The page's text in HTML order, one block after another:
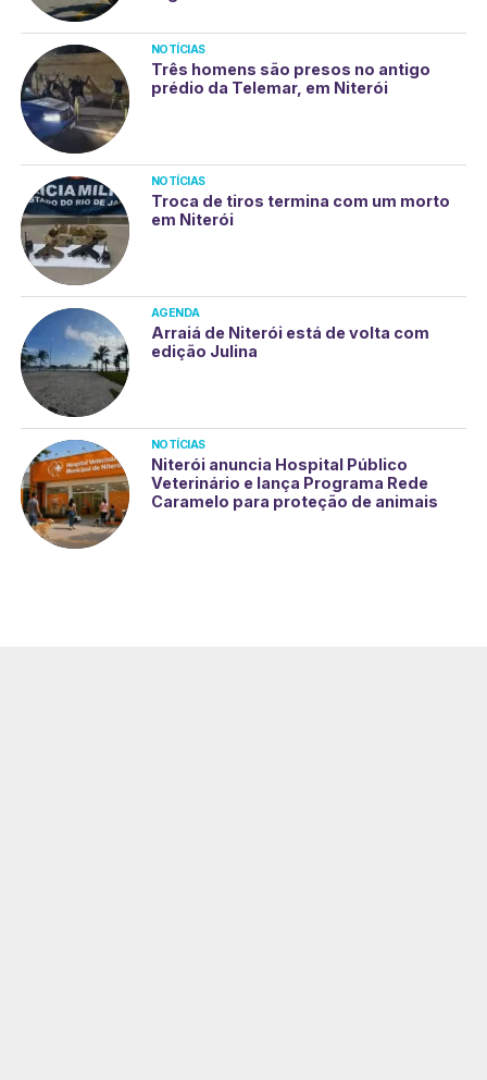
NOTÍCIAS
Três homens são presos no antigo
prédio da Telemar, em Niterói
NOTÍCIAS
Troca de tiros termina com um morto
em Niterói
AGENDA
Arraiá de Niterói está de volta com
edição Julina
NOTÍCIAS
Niterói anuncia Hospital Público
Veterinário e lança Programa Rede
Caramelo para proteção de animais